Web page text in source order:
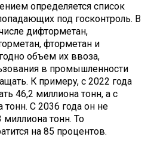
определяется список
под госконтроль. В
дифторметан,
фторметан и
объем их ввоза,
в промышленности
К примеру, с 2022 года
46,2 миллиона тонн, а с
С 2036 года он не
тонн. То
на 85 процентов.